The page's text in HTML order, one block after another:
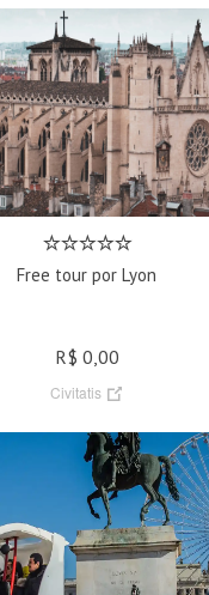
Free tour por Lyon
R$ 0,00
Civitatis